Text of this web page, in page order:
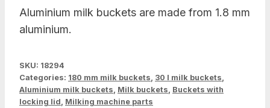
Aluminium milk buckets are made from 1.8 mm
aluminium.
SKU: 18294
Categories: 180 mm milk buckets, 30 l milk buckets,
Aluminium milk buckets, Milk buckets, Buckets with
locking lid, Milking machine parts